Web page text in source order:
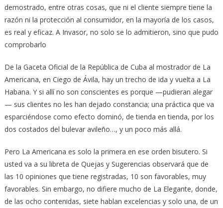
demostrado, entre otras cosas, que ni el cliente siempre tiene la
razón ni la protección al consumidor, en la mayoría de los casos,
es real y eficaz. A Invasor, no solo se lo admitieron, sino que pudo
comprobarlo
De la Gaceta Oficial de la República de Cuba al mostrador de La
Americana, en Ciego de Ávila, hay un trecho de ida y vuelta a La
Habana. Y si allí no son conscientes es porque —pudieran alegar
— sus clientes no les han dejado constancia; una práctica que va
esparciéndose como efecto dominó, de tienda en tienda, por los
dos costados del bulevar avileño…, y un poco más allá.
Pero La Americana es solo la primera en ese orden bisutero. Si
usted va a su libreta de Quejas y Sugerencias observará que de
las 10 opiniones que tiene registradas, 10 son favorables, muy
favorables. Sin embargo, no difiere mucho de La Elegante, donde,
de las ocho contenidas, siete hablan excelencias y solo una, de un